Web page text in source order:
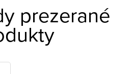
prezerané